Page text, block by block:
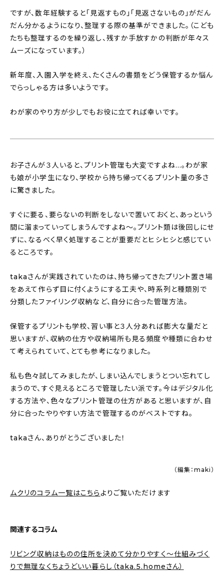
ですが、数年経験すると「見返すもの」「見返さないもの」がだん
だん分かるようになり、整理する際の基準ができました。（こども
たちも整理するのを繰り返し、残すか手放すかの判断が年々ス
ムーズになっています。）
新年度、入園入学を終え、たくさんの書類をどう保管するか悩ん
でらっしゃる方は多いようです。
わが家のやり方が少しでもお役に立てれば幸いです。
お子さんが３人いると、プリント管理も大変ですよね…。わが家
も娘が小学生になり、学校から持ち帰ってくるプリント量の多さ
に驚きました。
すぐに要る、要らないの判断をしないで置いておくと、あっという
間に溜まっていってしまうんですよね〜。プリント類は後回しにせ
ずに、なるべく早く処理することが重要だとヒシヒシと感じてい
るところです。
takaさんが実践されていたのは、持ち帰ってきたプリント置き場
をあえて作らず目に付くようにする工夫や、時系列と種類別で
分類したファイリング収納など、自分に合った管理方法。
保管するプリントも学校、習い事と３人分あれば膨大な量だと
思いますが、収納の仕方や収納場所も見る頻度や種類に合わせ
て考えられていて、とても参考になりました。
私も色々試してみましたが、しまい込んでしまうとつい忘れてし
まうので、すぐ見えるところで管理したい派です。今はデジタル化
する方法や、色々なプリント管理の仕方があると思いますが、自
分に合ったやりやすい方法で管理するのがベストですね。
takaさん、ありがとうございました！
（編集：maki）
ムクリのコラム一覧はこちら よりご覧いただけます
関連するコラム
リビング収納はものの住所を決めて分かりやすく～仕組みづく
りで無理なくちょうどいい暮らし（taka.5.homeさん）